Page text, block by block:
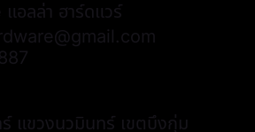
อลล่า ฮาร์ดแวร์
แขวงนวมินทร์ เขตบึงกุ่ม